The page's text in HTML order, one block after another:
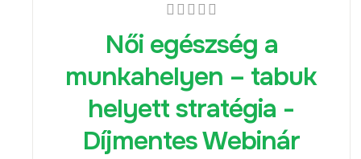
Női egészség a
munkahelyen – tabuk
helyett stratégia -
Díjmentes Webinár